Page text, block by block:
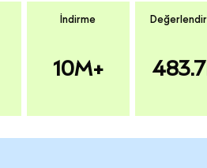
İndirme
10M+